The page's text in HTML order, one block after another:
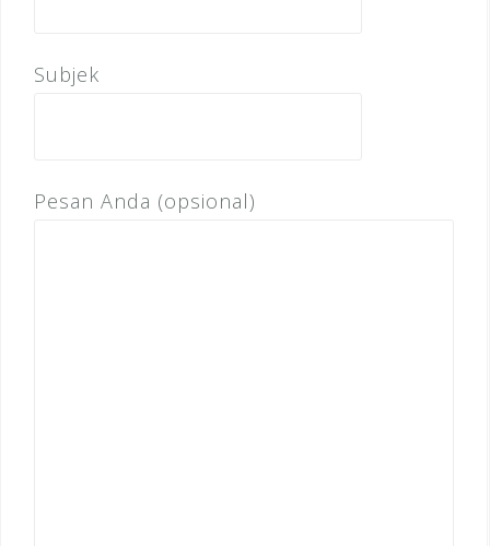
Subjek
Pesan Anda (opsional)